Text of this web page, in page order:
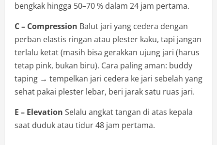
bengkak hingga 50–70 % dalam 24 jam pertama.
C – Compression Balut jari yang cedera dengan
perban elastis ringan atau plester kaku, tapi jangan
terlalu ketat (masih bisa gerakkan ujung jari (harus
tetap pink, bukan biru). Cara paling aman: buddy
taping → tempelkan jari cedera ke jari sebelah yang
sehat pakai plester lebar, beri jarak satu ruas jari.
E – Elevation Selalu angkat tangan di atas kepala
saat duduk atau tidur 48 jam pertama.